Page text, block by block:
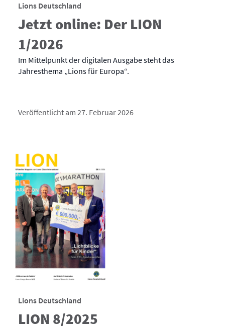
Lions Deutschland
Jetzt online: Der LION
1/2026
Im Mittelpunkt der digitalen Ausgabe steht das
Jahresthema „Lions für Europa“.
Veröffentlicht am 27. Februar 2026
Lions Deutschland
LION 8/2025